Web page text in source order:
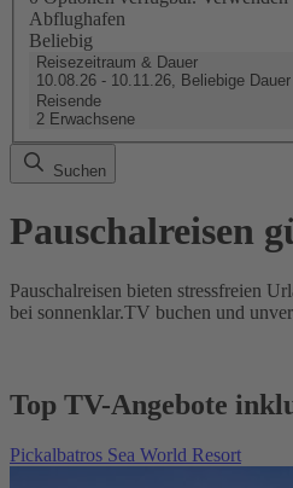
Abflughafen
Beliebig
Reisezeitraum & Dauer
10.08.26 - 10.11.26, Beliebige Dauer
Reisende
2 Erwachsene
Suchen
Pauschalreisen
Pauschalreisen bieten stressfreien
bei sonnenklar.TV buchen und
Top TV-Angebote
Pickalbatros Sea World Resort